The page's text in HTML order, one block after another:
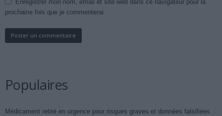
Enregistrer mon nom, email et site web dans ce navigateur pour la
prochaine fois que je commenterai.
Populaires
Médicament retiré en urgence pour risques graves et données falsifiées